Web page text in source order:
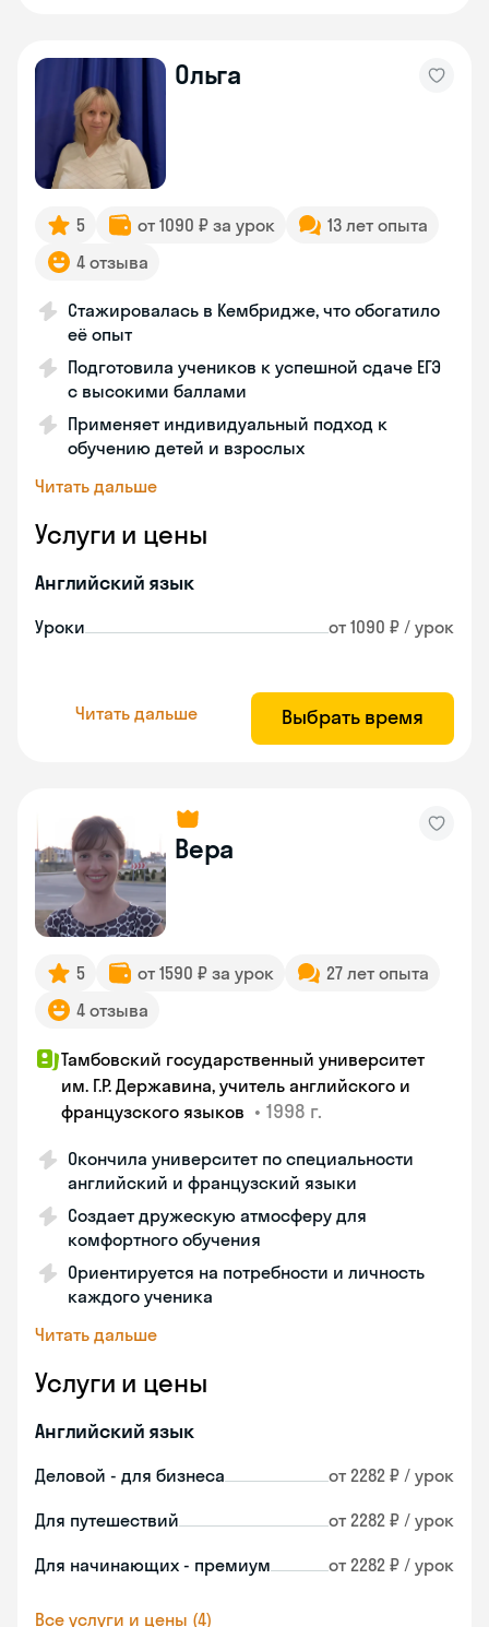
Ольга
5 от 1090 ₽ за урок
13 лет опыта
4 отзыва
Стажировалась в Кембридже, что обогатило
её опыт
Подготовила учеников к успешной сдаче ЕГЭ
с высокими баллами
Применяет индивидуальный подход к
обучению детей и взрослых
Читать дальше
Услуги и цены
Английский язык
Уроки от 1090 ₽ / урок
Читать дальше Выбрать время
Вера
5 от 1590 ₽ за урок
27 лет опыта
4 отзыва
Тамбовский государственный университет
им. Г.Р. Державина, учитель английского и
французского языков • 1998 г.
Окончила университет по специальности
английский и французский языки
Создает дружескую атмосферу для
комфортного обучения
Ориентируется на потребности и личность
каждого ученика
Читать дальше
Услуги и цены
Английский язык
Деловой - для бизнеса от 2282 ₽ / урок
Для путешествий от 2282 ₽ / урок
Для начинающих - премиум от 2282 ₽ / урок
Все услуги и цены (4)